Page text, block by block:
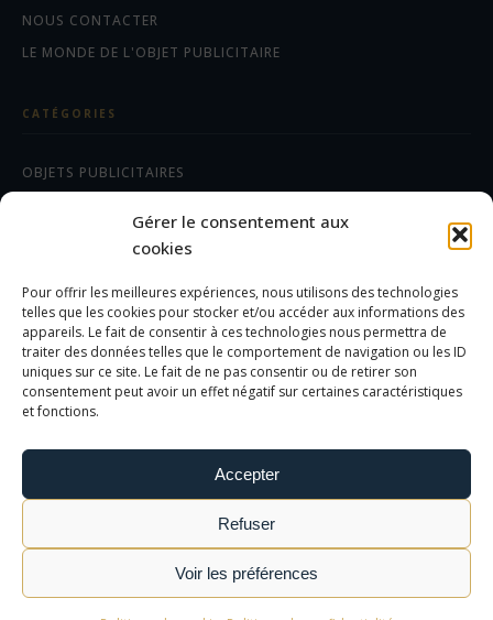
Gérer le consentement aux
cookies
Pour offrir les meilleures expériences, nous utilisons des technologies
telles que les cookies pour stocker et/ou accéder aux informations des
appareils. Le fait de consentir à ces technologies nous permettra de
traiter des données telles que le comportement de navigation ou les ID
uniques sur ce site. Le fait de ne pas consentir ou de retirer son
consentement peut avoir un effet négatif sur certaines caractéristiques
et fonctions.
Accepter
Refuser
Voir les préférences
NOUS CONTACTER
LE MONDE DE L'OBJET PUBLICITAIRE
CATÉGORIES
OBJETS PUBLICITAIRES
AIDE/FAQ
LES DIFFÉRENTS MARQUAGES
FOIRE AUX QUESTIONS
INFORMATIONS LÉGALES
MENTIONS LÉGALES
POLITIQUE DE CONFIDENTIALITÉ